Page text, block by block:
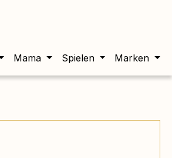
Mama Spielen Marken